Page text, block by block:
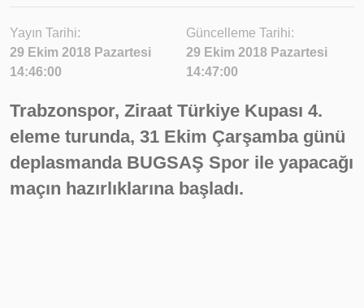
Yayın Tarihi:
29 Ekim 2018 Pazartesi
14:46:00
Güncelleme Tarihi:
29 Ekim 2018 Pazartesi
14:47:00
Trabzonspor, Ziraat Türkiye Kupası 4.
eleme turunda, 31 Ekim Çarşamba günü
deplasmanda BUGSAŞ Spor ile yapacağı
maçın hazırlıklarına başladı.